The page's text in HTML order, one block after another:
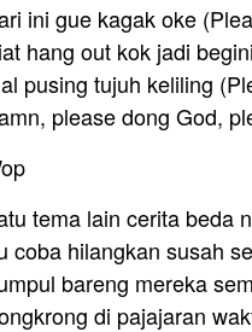
ini gue kagak oke
hang out kok jadi
pusing tujuh keliling
please dong God,
tema lain cerita beda
coba hilangkan susah
bareng mereka
di pajajaran